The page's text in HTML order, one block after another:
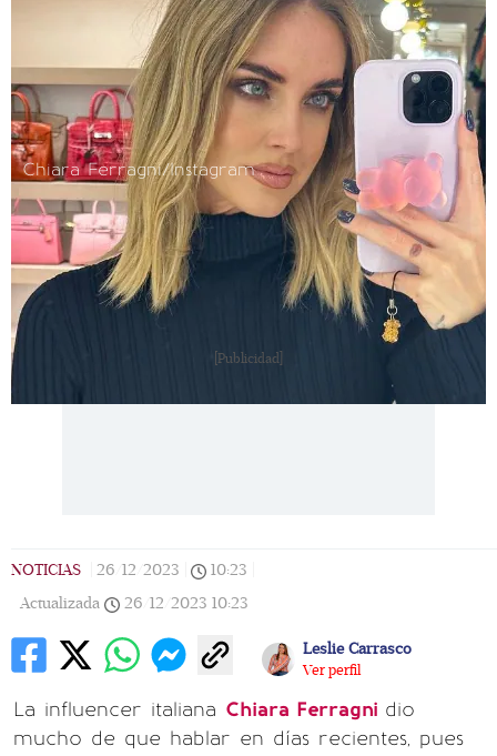
Chiara Ferragni/Instagram
[Publicidad]
NOTICIAS 26/12/2023 10:23
Actualizada
26/12/2023 10:23
Leslie Carrasco
Ver perfil
La influencer italiana Chiara Ferragni dio
mucho de que hablar en días recientes, pues